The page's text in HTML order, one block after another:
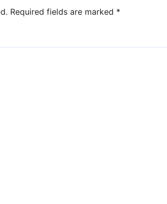
Required fields are marked *